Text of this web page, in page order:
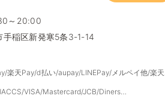
～20:00
手稲区新発寒5条3-1-14
楽天Pay/ⅾ払い/aupay/LINEPay/メルペイ他/楽天
VISA/Mastercard/JCB/Diners